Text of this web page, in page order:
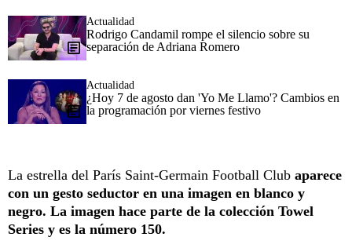
Actualidad
Rodrigo Candamil rompe el silencio sobre su
separación de Adriana Romero
Actualidad
¿Hoy 7 de agosto dan 'Yo Me Llamo'? Cambios en
la programación por viernes festivo
La estrella del París Saint-Germain Football Club aparece
con un gesto seductor en una imagen en blanco y
negro. La imagen hace parte de la colección Towel
Series y es la número 150.